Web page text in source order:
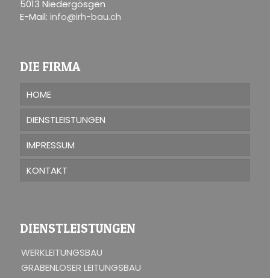
5013 Niedergösgen
E-Mail: info@irh-bau.ch
DIE FIRMA
HOME
DIENSTLEISTUNGEN
IMPRESSUM
KONTAKT
DIENSTLEISTUNGEN
WERKLEITUNGSBAU
GRABENLOSER LEITUNGSBAU